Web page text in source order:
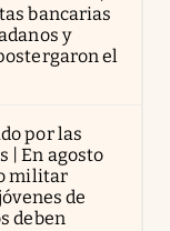
bancarias
y
el
por las
| En agosto
militar
de
deben